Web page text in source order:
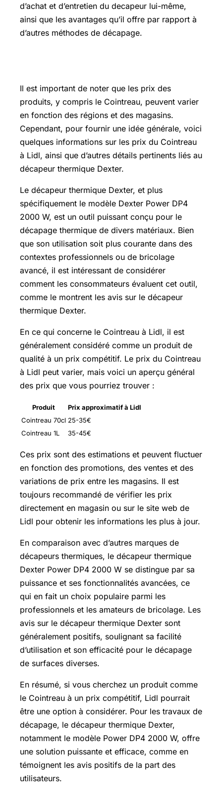
d’achat et d’entretien du decapeur lui-même,
ainsi que les avantages qu’il offre par rapport à
d’autres méthodes de décapage.
Il est important de noter que les prix des
produits, y compris le Cointreau, peuvent varier
en fonction des régions et des magasins.
Cependant, pour fournir une idée générale, voici
quelques informations sur les prix du Cointreau
à Lidl, ainsi que d’autres détails pertinents liés au
décapeur thermique Dexter.
Le décapeur thermique Dexter, et plus
spécifiquement le modèle Dexter Power DP4
2000 W, est un outil puissant conçu pour le
décapage thermique de divers matériaux. Bien
que son utilisation soit plus courante dans des
contextes professionnels ou de bricolage
avancé, il est intéressant de considérer
comment les consommateurs évaluent cet outil,
comme le montrent les avis sur le décapeur
thermique Dexter.
En ce qui concerne le Cointreau à Lidl, il est
généralement considéré comme un produit de
qualité à un prix compétitif. Le prix du Cointreau
à Lidl peut varier, mais voici un aperçu général
des prix que vous pourriez trouver :
Produit
Prix approximatif à Lidl
Cointreau 70cl 25-35€
Cointreau 1L
35-45€
Ces prix sont des estimations et peuvent fluctuer
en fonction des promotions, des ventes et des
variations de prix entre les magasins. Il est
toujours recommandé de vérifier les prix
directement en magasin ou sur le site web de
Lidl pour obtenir les informations les plus à jour.
En comparaison avec d’autres marques de
décapeurs thermiques, le décapeur thermique
Dexter Power DP4 2000 W se distingue par sa
puissance et ses fonctionnalités avancées, ce
qui en fait un choix populaire parmi les
professionnels et les amateurs de bricolage. Les
avis sur le décapeur thermique Dexter sont
généralement positifs, soulignant sa facilité
d’utilisation et son efficacité pour le décapage
de surfaces diverses.
En résumé, si vous cherchez un produit comme
le Cointreau à un prix compétitif, Lidl pourrait
être une option à considérer. Pour les travaux de
décapage, le décapeur thermique Dexter,
notamment le modèle Power DP4 2000 W, offre
une solution puissante et efficace, comme en
témoignent les avis positifs de la part des
utilisateurs.